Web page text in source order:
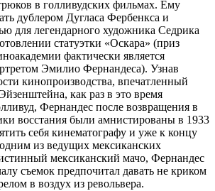
в голливудских фильмах. Ему
дублером Дугласа Фербенкса и
для легендарного художника Седрика
статуэтки «Оскара» (приз
фактически является
Эмилио Фернандеса). Узнав
кинопроизводства, впечатленный
как раз в это время
Фернандес после возвращения в
восстания были амнистированы в 1933
себя кинематографу и уже к концу
одним из ведущих мексиканских
мексиканский мачо, Фернандес
съемок предпочитал давать не криком
в воздух из револьвера.